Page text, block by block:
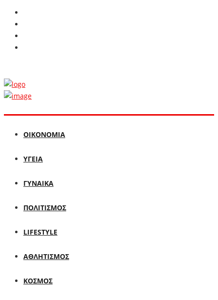
ΟΙΚΟΝΟΜΙΑ
ΥΓΕΙΑ
ΓΥΝΑΙΚΑ
ΠΟΛΙΤΙΣΜΟΣ
LIFESTYLE
ΑΘΛΗΤΙΣΜΟΣ
ΚΟΣΜΟΣ